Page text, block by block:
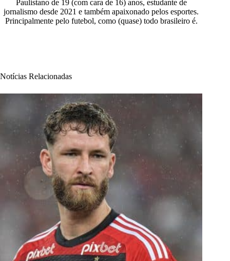
Paulistano de 19 (com cara de 16) anos, estudante de
jornalismo desde 2021 e também apaixonado pelos esportes.
Principalmente pelo futebol, como (quase) todo brasileiro é.
Notícias Relacionadas